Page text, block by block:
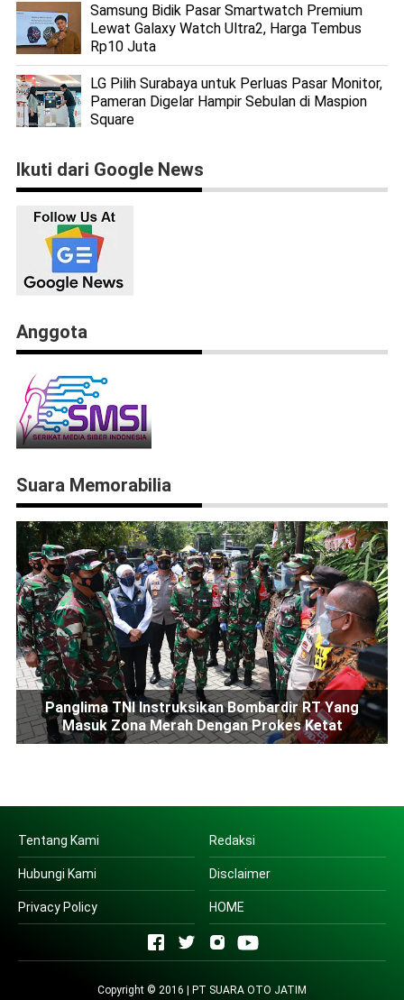
Samsung Bidik Pasar Smartwatch Premium
Lewat Galaxy Watch Ultra2, Harga Tembus
Rp10 Juta
LG Pilih Surabaya untuk Perluas Pasar Monitor,
Pameran Digelar Hampir Sebulan di Maspion
Square
Ikuti dari Google News
Anggota
Suara Memorabilia
Panglima TNI Instruksikan Bombardir RT Yang
Masuk Zona Merah Dengan Prokes Ketat
Tentang Kami Redaksi
Hubungi Kami Disclaimer
Privacy Policy HOME
Copyright © 2016 | PT SUARA OTO JATIM